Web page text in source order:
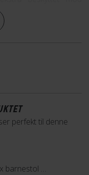
et større område af
på udsatte områder
og passer til en
ved hjælp af
perfekt til denne
Urban Iki U-Me Easyfix barnestol til bagagebærer